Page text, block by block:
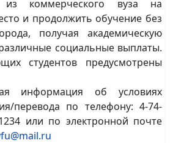
из коммерческого вуза на
и продолжить обучение без
получая академическую
социальные выплаты.
студентов предусмотрены
информация об условиях
перевода по телефону: 4-74-
или по электронной почте